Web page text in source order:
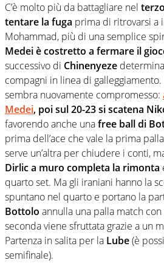
C’è molto più da battagliare nel
tentare la fuga prima di ritrovarsi a
Mohammad, più di una semplice
Medei è costretto a fermare il
successivo di Chinenyeze
compagni in linea di galleggiamento.
sembra nuovamente compromesso:
Medei, poi sul 20-23 si scatena
favorendo anche unafree ball di
prima dell’ace che vale la prima
serve un’altra per chiudere i conti,
Dirlica muro completa la rimonta
quarto set. Ma gli iraniani hanno la
spuntano nel quarto e portano la
Bottolo annulla una palla match
seconda viene sfruttata grazie a un
Partenza in salita per la Lube(è
semifinale).